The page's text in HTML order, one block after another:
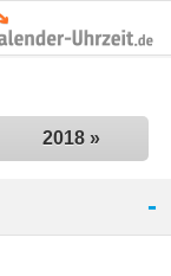
2018 »
-